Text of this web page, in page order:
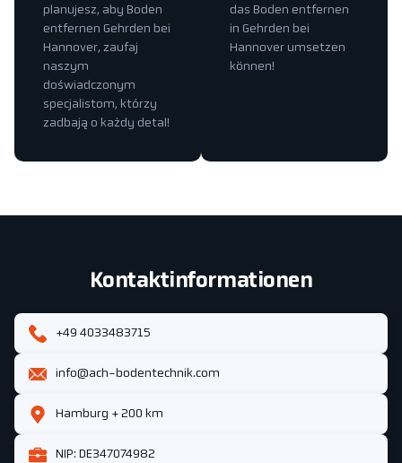
das Boden entfernen
in Gehrden bei
Hannover umsetzen
können!
planujesz, aby Boden
entfernen Gehrden bei
Hannover, zaufaj
naszym
doświadczonym
specjalistom, którzy
zadbają o każdy detal!
Kontaktinformationen
+49 4033483715
info@ach-bodentechnik.com
Hamburg + 200 km
NIP: DE347074982